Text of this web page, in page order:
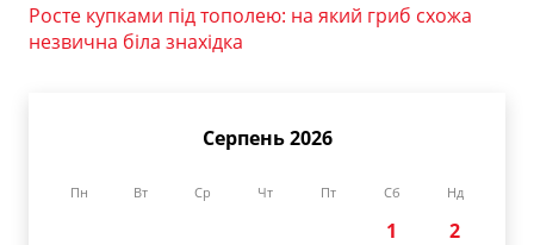
Росте купками під тополею: на який гриб схожа
незвична біла знахідка
Серпень 2026
Пн Вт Ср Чт Пт Сб Нд
1
2